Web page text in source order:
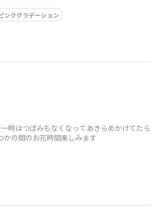
ンクグラデーション
時はつぼみもなくなってあきらめかけてた
かの間のお花時間楽しみます